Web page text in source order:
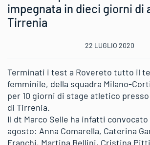
impegnata in dieci giorni di
Tirrenia
22 LUGLIO 2020
Terminati i test a Rovereto tutto il
femminile, della squadra Milano-
per 10 giorni di stage atletico
di Tirrenia.
Il dt Marco Selle ha infatti convocato
agosto: Anna Comarella, Caterina
Franchi, Martina Bellini, Cristina